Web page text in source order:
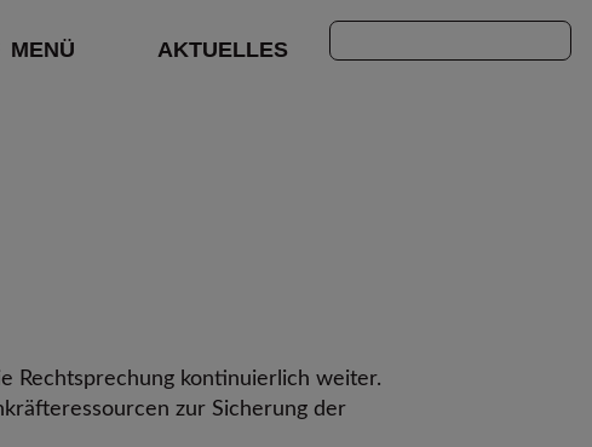
MENÜ AKTUELLES
Rechtsprechung kontinuierlich weiter.
zur Sicherung der